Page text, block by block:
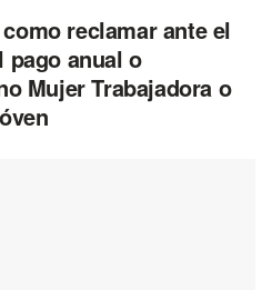
reclamar ante el
anual o
Mujer Trabajadora o